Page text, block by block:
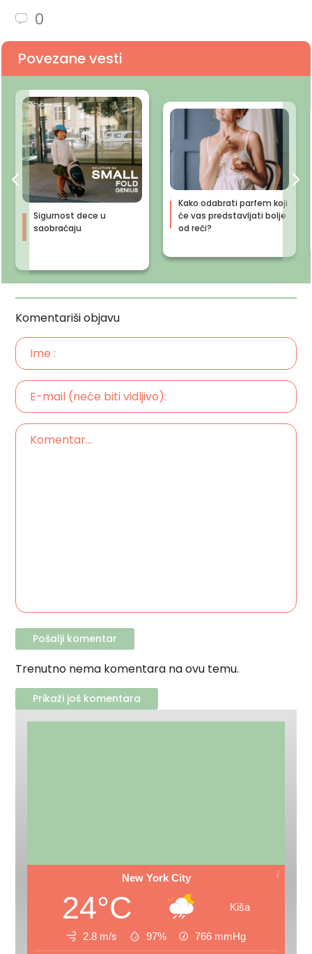
0
Povezane vesti
Sigurnost dece u
saobraćaju
Kako odabrati parfem koji
će vas predstavljati bolje
od reči?
Komentariši objavu
Trenutno nema komentara na ovu temu.
Prikaži još komentara
New York City
24°C Kiša
2.8 m/s 97% 766 mmHg